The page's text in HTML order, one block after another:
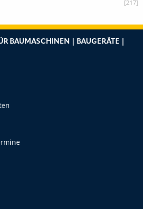
[217]
BAUMASCHINEN | BAUGERÄTE |